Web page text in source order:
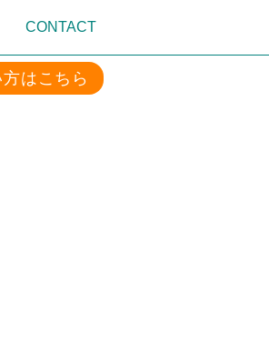
CONTACT
はこちら